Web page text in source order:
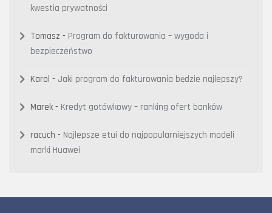
kwestia prywatności
Tomasz - Program do fakturowania – wygoda i
bezpieczeństwo
Karol - Jaki program do fakturowania będzie najlepszy?
Marek - Kredyt gotówkowy – ranking ofert banków
racuch - Najlepsze etui do najpopularniejszych modeli
marki Huawei